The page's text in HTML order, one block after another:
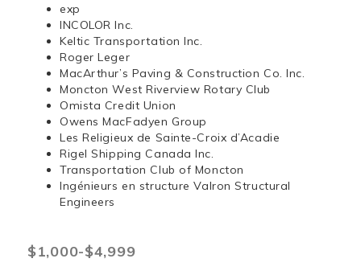
exp
INCOLOR Inc.
Keltic Transportation Inc.
Roger Leger
MacArthur’s Paving & Construction Co. Inc.
Moncton West Riverview Rotary Club
Omista Credit Union
Owens MacFadyen Group
Les Religieux de Sainte-Croix d’Acadie
Rigel Shipping Canada Inc.
Transportation Club of Moncton
Ingénieurs en structure Valron Structural
Engineers
$1,000-$4,999